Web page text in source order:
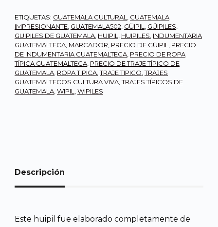
ETIQUETAS: GUATEMALA CULTURAL
GUATEMALA
IMPRESIONANTE GUATEMALA502 GÜIPIL GÜIPILES
GUIPILES DE GUATEMALA HUIPIL HUIPILES INDUMENTARIA
GUATEMALTECA MARCADOR PRECIO DE GÜIPIL
PRECIO
DE INDUMENTARIA GUATEMALTECA PRECIO DE ROPA
TÍPICA GUATEMALTECA PRECIO DE TRAJE TÍPICO DE
GUATEMALA ROPA TIPICA ,TRAJE TIPICO ,TRAJES
GUATEMALTECOS CULTURA VIVA ,TRAJES TÍPICOS DE
GUATEMALA WIPIL WIPILES
Descripción
Este huipil fue elaborado completamente de